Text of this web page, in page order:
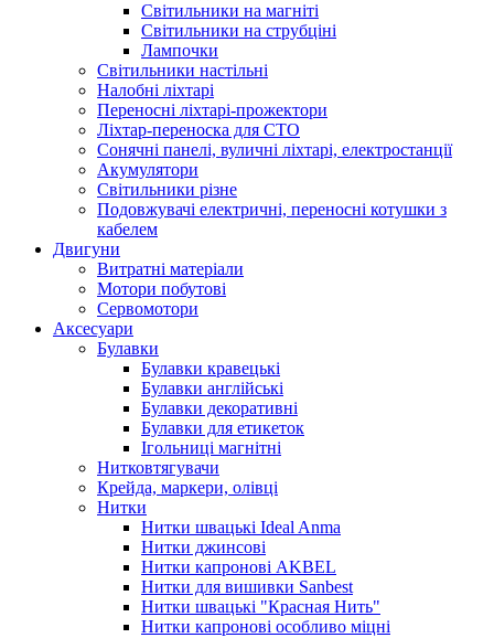
Світильники на магніті
Світильники на струбціні
Лампочки
Світильники настільні
Налобні ліхтарі
Переносні ліхтарі-прожектори
Ліхтар-переноска для СТО
Сонячні панелі, вуличні ліхтарі, електростанції
Акумулятори
Світильники різне
Подовжувачі електричні, переносні котушки з
кабелем
Двигуни
Витратні матеріали
Мотори побутові
Сервомотори
Аксесуари
Булавки
Булавки кравецькі
Булавки англійські
Булавки декоративні
Булавки для етикеток
Ігольниці магнітні
Нитковтягувачи
Крейда, маркери, олівці
Нитки
Нитки швацькі Ideal Anma
Нитки джинсові
Нитки капронові AKBEL
Нитки для вишивки Sanbest
Нитки швацькі "Красная Нить"
Нитки капронові особливо міцні